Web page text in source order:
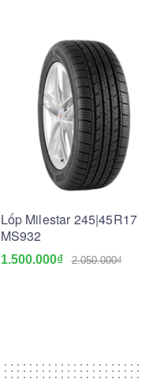
Lốp Milestar 245|45R17
MS932
1.500.000₫ 2.050.000₫